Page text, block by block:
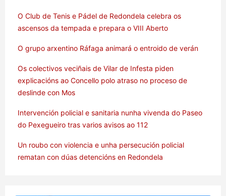
O Club de Tenis e Pádel de Redondela celebra os
ascensos da tempada e prepara o VIII Aberto
O grupo arxentino Ráfaga animará o entroido de verán
Os colectivos veciñais de Vilar de Infesta piden
explicacións ao Concello polo atraso no proceso de
deslinde con Mos
Intervención policial e sanitaria nunha vivenda do Paseo
do Pexegueiro tras varios avisos ao 112
Un roubo con violencia e unha persecución policial
rematan con dúas detencións en Redondela